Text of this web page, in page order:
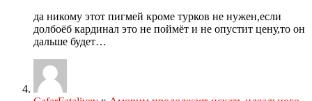
да никому этот пигмей кроме турков не нужен,если
долбоёб кардинал это не поймёт и не опустит цену,то он
дальше будет…